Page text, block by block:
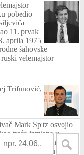
pobedio
11. prvak
aprila 1975,
šahovske
velemajstor
Trifunović,
Mark Spitz osvojio
treća izmjena u
zlatnu medalju na
briljantnu